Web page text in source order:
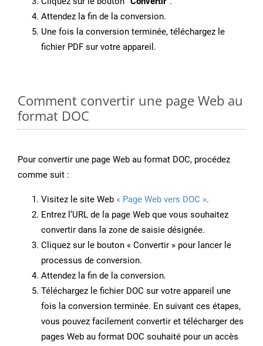
Attendez la fin de la conversion.
Une fois la conversion terminée, téléchargez le
fichier PDF sur votre appareil.
Comment convertir une page Web au
format DOC
Pour convertir une page Web au format DOC, procédez
comme suit :
Visitez le site Web « Page Web vers DOC ».
Entrez l’URL de la page Web que vous souhaitez
convertir dans la zone de saisie désignée.
Cliquez sur le bouton « Convertir » pour lancer le
processus de conversion.
Attendez la fin de la conversion.
Téléchargez le fichier DOC sur votre appareil une
fois la conversion terminée. En suivant ces étapes,
vous pouvez facilement convertir et télécharger des
pages Web au format DOC souhaité pour un accès